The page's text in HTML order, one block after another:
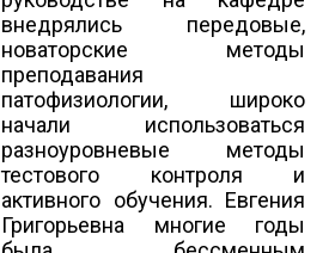
внедрялись передовые,
новаторские методы
преподавания
патофизиологии, широко
начали использоваться
разноуровневые методы
тестового контроля и
активного обучения. Евгения
Григорьевна многие годы